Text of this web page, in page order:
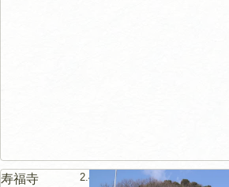
寿福寺 2.4km